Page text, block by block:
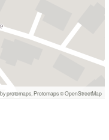
protomaps Protomaps©OpenStreetMap